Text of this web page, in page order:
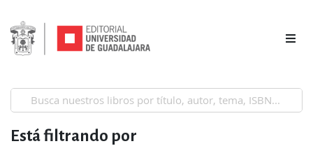
Está filtrando por